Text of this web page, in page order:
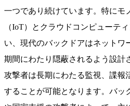
一つであり続けています。特にモ
（IoT）とクラウドコンピューテ
い、現代のバックドアはネットワ
期間にわたり隠蔽されるよう設計
攻撃者は長期にわたる監視、諜報
することが可能となります。バッ